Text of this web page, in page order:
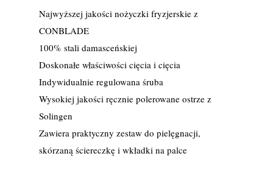
Najwyższej jakości nożyczki fryzjerskie z
CONBLADE
100% stali damasceńskiej
Doskonałe właściwości cięcia i cięcia
Indywidualnie regulowana śruba
Wysokiej jakości ręcznie polerowane ostrze z
Solingen
Zawiera praktyczny zestaw do pielęgnacji,
skórzaną ściereczkę i wkładki na palce